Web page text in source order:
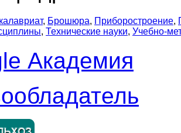
, Брошюра, Приборостроение,
, Технические науки, Учебно-
Академия